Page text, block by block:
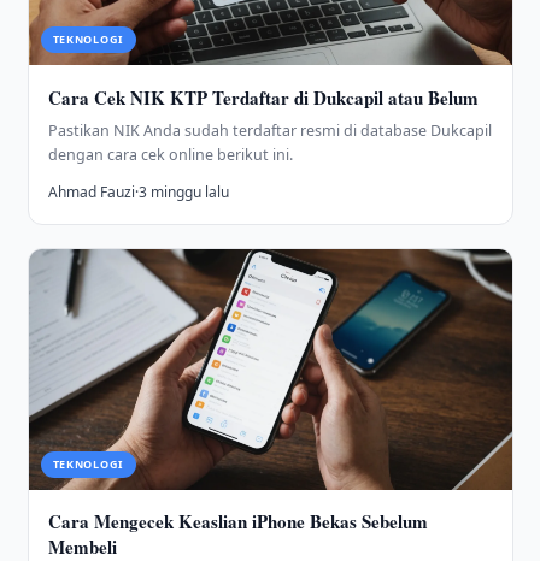
TEKNOLOGI
Cara Cek NIK KTP Terdaftar di Dukcapil atau Belum
Pastikan NIK Anda sudah terdaftar resmi di database Dukcapil
dengan cara cek online berikut ini.
Ahmad Fauzi·3 minggu lalu
TEKNOLOGI
Cara Mengecek Keaslian iPhone Bekas Sebelum
Membeli